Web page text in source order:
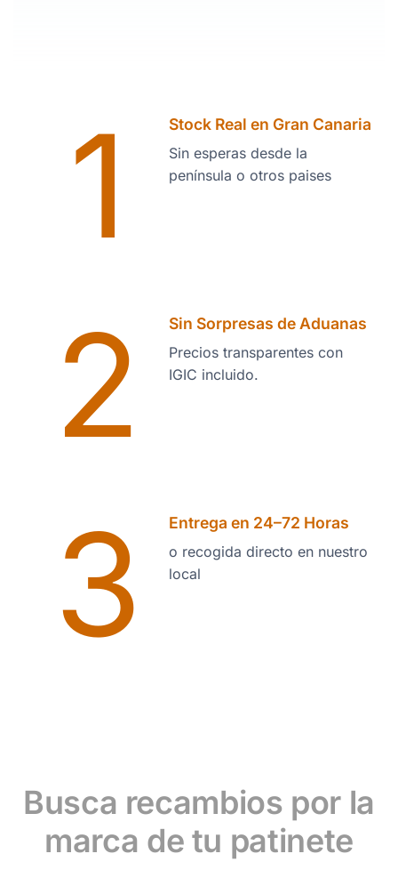
1 Stock Real en Gran Canaria
Sin esperas desde la
península o otros paises
2 Sin Sorpresas de Aduanas
Precios transparentes con
IGIC incluido.
3 Entrega en 24–72 Horas
o recogida directo en nuestro
local
Busca recambios por la
marca de tu patinete